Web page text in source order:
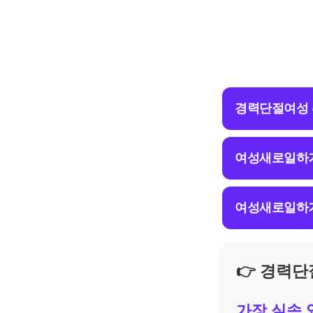
경력단절여성
여성새로일하
여성새로일하
👉 경력단